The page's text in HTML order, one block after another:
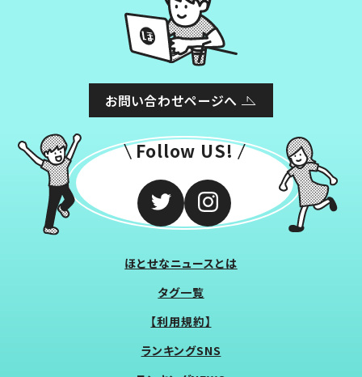
お問い合わせページへ
Follow US!
ほとせなニュースとは
タグ一覧
【利用規約】
ランキングSNS